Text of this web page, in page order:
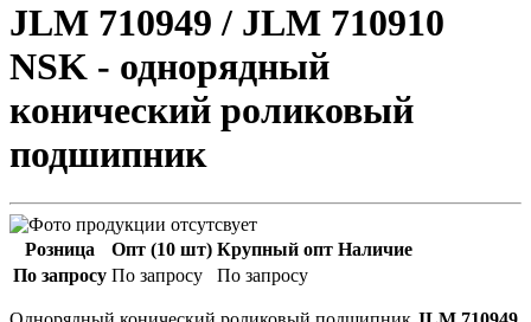
JLM 710949 / JLM 710910
NSK - однорядный
конический роликовый
подшипник
Розница Опт (10 шт) Крупный опт Наличие
По запросу По запросу По запросу